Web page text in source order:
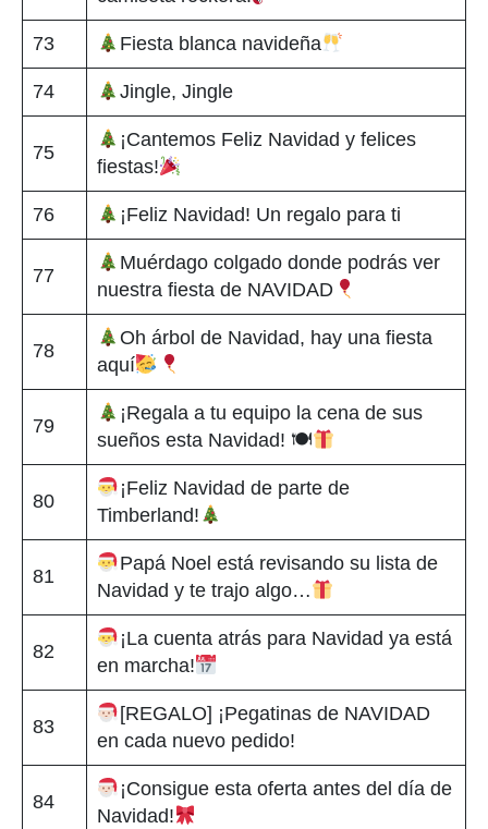
73 Fiesta blanca navideña
74 Jingle, Jingle
75
¡Cantemos Feliz Navidad y felices
fiestas!
76 ¡Feliz Navidad! Un regalo para ti
77
Muérdago colgado donde podrás ver
nuestra fiesta de NAVIDAD
78
Oh árbol de Navidad, hay una fiesta
aquí
79
¡Regala a tu equipo la cena de sus
sueños esta Navidad! 🍽
80
¡Feliz Navidad de parte de
Timberland!
81
Papá Noel está revisando su lista de
Navidad y te trajo algo…
82
¡La cuenta atrás para Navidad ya está
en marcha!
83
[REGALO] ¡Pegatinas de NAVIDAD
en cada nuevo pedido!
84
¡Consigue esta oferta antes del día de
Navidad!